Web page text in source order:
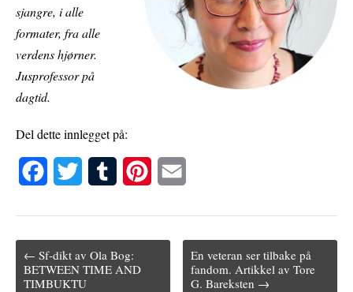
sjangre, i alle
formater, fra alle
verdens hjørner.
Jusprofessor på
dagtid.
Del dette innlegget på:
e
b
t
t
b
Post navigation
← Sf-dikt av Ola Bog:
BETWEEN TIME AND
TIMBUKTU
En veteran ser tilbake på
fandom. Artikkel av Tore
G. Bareksten →